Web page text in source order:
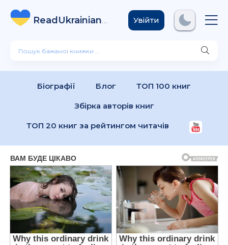
ReadUkrainian
Books .com
Увійти
Біографії Блог ТОП 100 книг
Збірка авторів книг
ТОП 20 книг за рейтингом читачів